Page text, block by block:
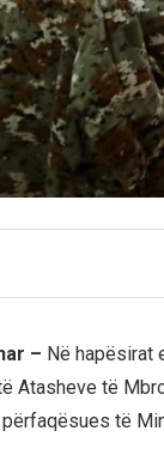
– Në hapësirat
Atasheve të
përfaqësues të